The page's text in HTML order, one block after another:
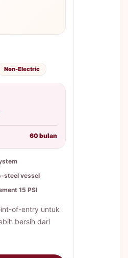
Non-Electric
60 bulan
steel vessel
15 PSI
of-entry untuk
bersih dari